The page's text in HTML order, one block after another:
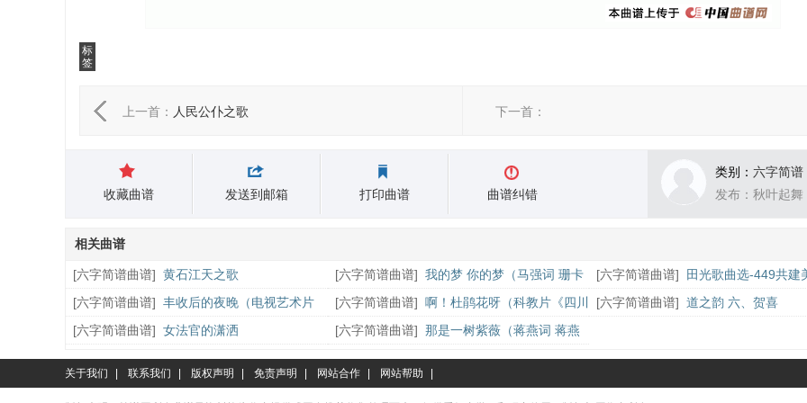
标
签
上一首： 人民公仆之歌 下一首：
收藏曲谱 发送到邮箱 打印曲谱 曲谱纠错
类别： 六字简谱
发布：秋叶起舞
相关曲谱
[六字简谱曲谱] 黄石江天之歌 [六字简谱曲谱] 我的梦 你的梦（马强词 珊卡
曲）
[六字简谱曲谱]
田光歌曲选-449共建
家
[六字简谱曲谱] 丰收后的夜晚（电视艺术片
《海峡之声歌会》选曲）
[六字简谱曲谱] 啊！杜鹃花呀（科教片《四川
杜鹃花》插曲）
[六字简谱曲谱] 道之韵 六、贺喜
[六字简谱曲谱] 女法官的潇洒 [六字简谱曲谱] 那是一树紫薇（蒋燕词 蒋燕
张纯位曲）
关于我们 联系我们 版权声明 免责声明 网站合作 网站帮助